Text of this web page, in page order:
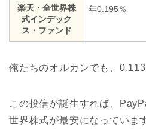
楽天・全世界株
式インデック
ス・ファンド
年0.195％
俺たちのオルカンでも、
この投信が誕生すれば、
世界株式が最安になっていま